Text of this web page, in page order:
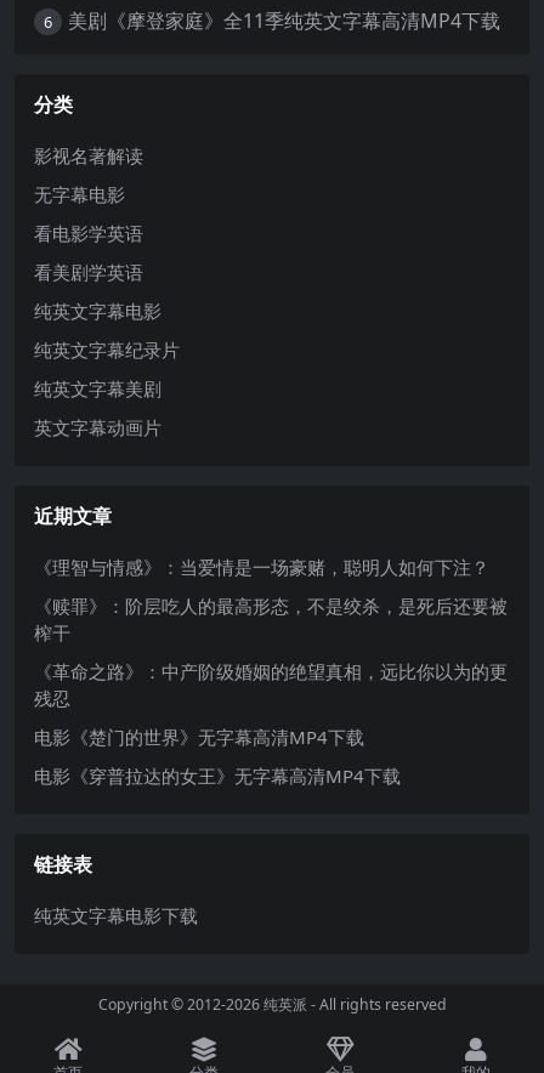
6 美剧《摩登家庭》全11季纯英文字幕高清MP4下载
分类
影视名著解读
无字幕电影
看电影学英语
看美剧学英语
纯英文字幕电影
纯英文字幕纪录片
纯英文字幕美剧
英文字幕动画片
近期文章
《理智与情感》：当爱情是一场豪赌，聪明人如何下注？
《赎罪》：阶层吃人的最高形态，不是绞杀，是死后还要被
榨干
《革命之路》：中产阶级婚姻的绝望真相，远比你以为的更
残忍
电影《楚门的世界》无字幕高清MP4下载
电影《穿普拉达的女王》无字幕高清MP4下载
链接表
纯英文字幕电影下载
Copyright © 2012-2026纯英派 - All rights reserved